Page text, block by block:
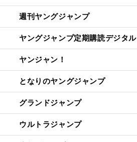
週刊ヤングジャンプ
ヤングジャンプ定期購読デジタル
ヤンジャン！
となりのヤングジャンプ
グランドジャンプ
ウルトラジャンプ